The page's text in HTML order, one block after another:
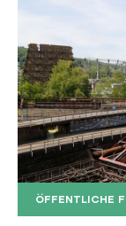
ÖFFENTLICHE
Der
Copyright: